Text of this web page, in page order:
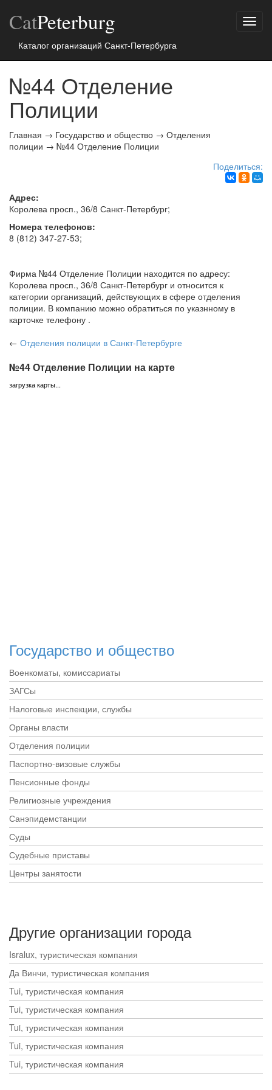
CatPeterburg
Каталог организаций Санкт-Петербурга
№44 Отделение
Полиции
Главная → Государство и общество → Отделения
полиции → №44 Отделение Полиции
Поделиться:
Адрес:
Королева просп., 36/8 Санкт-Петербург;
Номера телефонов:
8 (812) 347-27-53;
Фирма №44 Отделение Полиции находится по адресу:
Королева просп., 36/8 Санкт-Петербург и относится к
категории организаций, действующих в сфере отделения
полиции. В компанию можно обратиться по указнному в
карточке телефону .
← Отделения полиции в Санкт-Петербурге
№44 Отделение Полиции на карте
загрузка карты...
Государство и общество
Военкоматы, комиссариаты
ЗАГСы
Налоговые инспекции, службы
Органы власти
Отделения полиции
Паспортно-визовые службы
Пенсионные фонды
Религиозные учреждения
Санэпидемстанции
Суды
Судебные приставы
Центры занятости
Другие организации города
Isralux, туристическая компания
Да Винчи, туристическая компания
Tui, туристическая компания
Tui, туристическая компания
Tui, туристическая компания
Tui, туристическая компания
Tui, туристическая компания